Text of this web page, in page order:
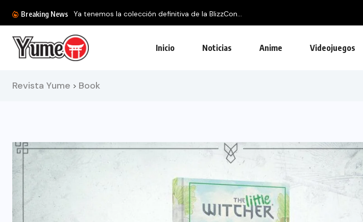
Breaking News Ya tenemos la colección definitiva de la BlizzCon...
Inicio Noticias Anime Videojuegos
Revista Yume > Book